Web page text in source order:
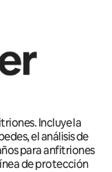
Incluye la
el análisis de
para anfitriones
de protección